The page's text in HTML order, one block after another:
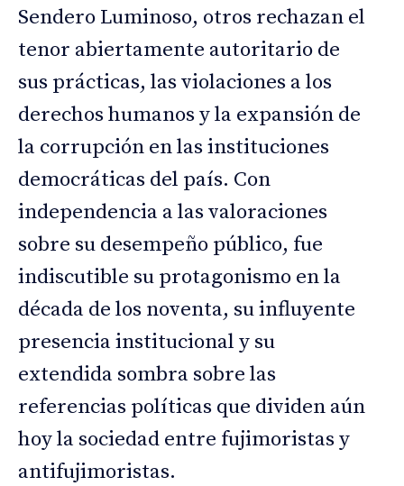
Sendero Luminoso, otros rechazan el
tenor abiertamente autoritario de
sus prácticas, las violaciones a los
derechos humanos y la expansión de
la corrupción en las instituciones
democráticas del país. Con
independencia a las valoraciones
sobre su desempeño público, fue
indiscutible su protagonismo en la
década de los noventa, su influyente
presencia institucional y su
extendida sombra sobre las
referencias políticas que dividen aún
hoy la sociedad entre fujimoristas y
antifujimoristas.